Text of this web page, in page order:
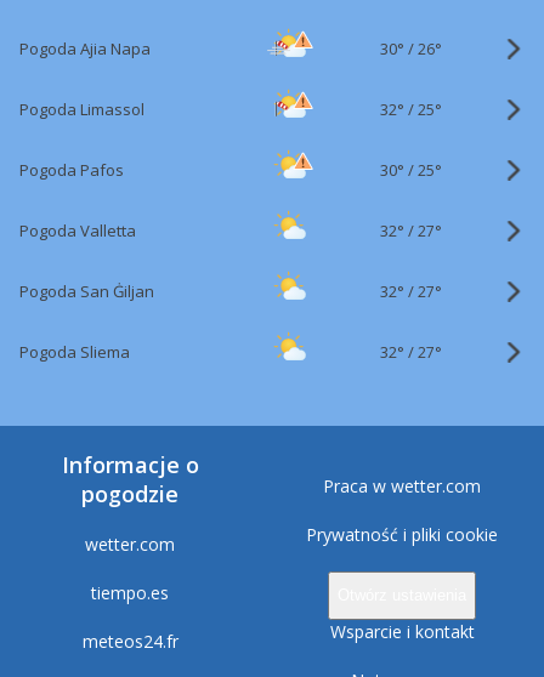
Pogoda Ajia Napa 30° /26°
Pogoda Limassol 32° /25°
Pogoda Pafos 30° /25°
Pogoda Valletta 32° /27°
Pogoda San Ġiljan 32° /27°
Pogoda Sliema 32° /27°
Informacje o
pogodzie
wetter.com
tiempo.es
meteos24.fr
Praca w wetter.com
Prywatność i pliki cookie
Wsparcie i kontakt